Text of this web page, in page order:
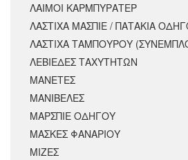
ΛΑΙΜΟΙ ΚΑΡΜΠΥΡΑΤΕΡ
ΛΑΣΤΙΧΑ ΜΑΣΠΙΕ / ΠΑΤΑΚΙΑ
ΛΑΣΤΙΧΑ ΤΑΜΠΟΥΡΟΥ
ΛΕΒΙΕΔΕΣ ΤΑΧΥΤΗΤΩΝ
ΜΑΝΕΤΕΣ
ΜΑΝΙΒΕΛΕΣ
ΜΑΡΣΠΙΕ ΟΔΗΓΟΥ
ΜΑΣΚΕΣ ΦΑΝΑΡΙΟΥ
ΜΙΖΕΣ